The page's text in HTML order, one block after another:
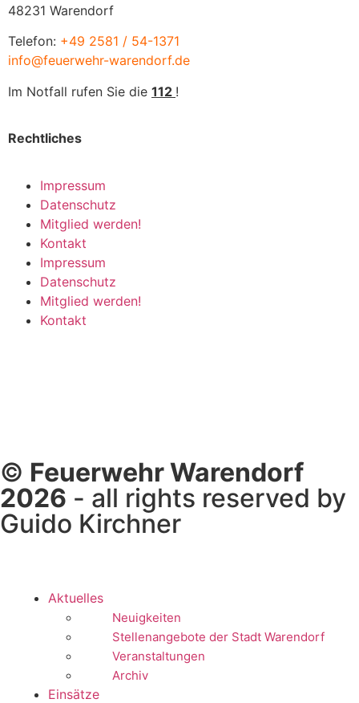
48231 Warendorf
Telefon: +49 2581 / 54-1371
info@feuerwehr-warendorf.de
Im Notfall rufen Sie die 112 !
Rechtliches
Impressum
Datenschutz
Mitglied werden!
Kontakt
Impressum
Datenschutz
Mitglied werden!
Kontakt
© Feuerwehr Warendorf
2026 - all rights reserved by
Guido Kirchner
Aktuelles
Neuigkeiten
Stellenangebote der Stadt Warendorf
Veranstaltungen
Archiv
Einsätze